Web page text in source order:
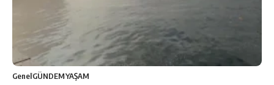
GenelGÜNDEMYAŞAM